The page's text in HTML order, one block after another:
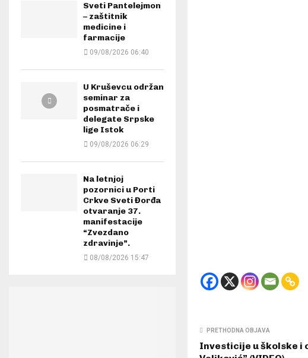
PRETHODNA OBJAVA
Investicije u školske i
Sveti Pantelejmon
– zaštitnik
medicine i
farmacije
09/08/2026 06:40
U Kruševcu održan
seminar za
posmatrače i
delegate Srpske
lige Istok
09/08/2026 06:29
Na letnjoj
pozornici u Porti
Crkve Sveti Đorđa
otvaranje 37.
manifestacije
“Zvezdano
zdravinje”.
08/08/2026 15:47